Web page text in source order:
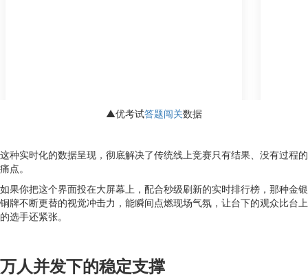
▲优考试答题闯关数据
这种实时化的数据呈现，彻底解决了传统线上竞赛只有结果、没有过程的
痛点。
如果你把这个界面投在大屏幕上，配合秒级刷新的实时排行榜，那种金银
铜牌不断更替的视觉冲击力，能瞬间点燃现场气氛，让台下的观众比台上
的选手还紧张。
万人并发下的稳定支撑